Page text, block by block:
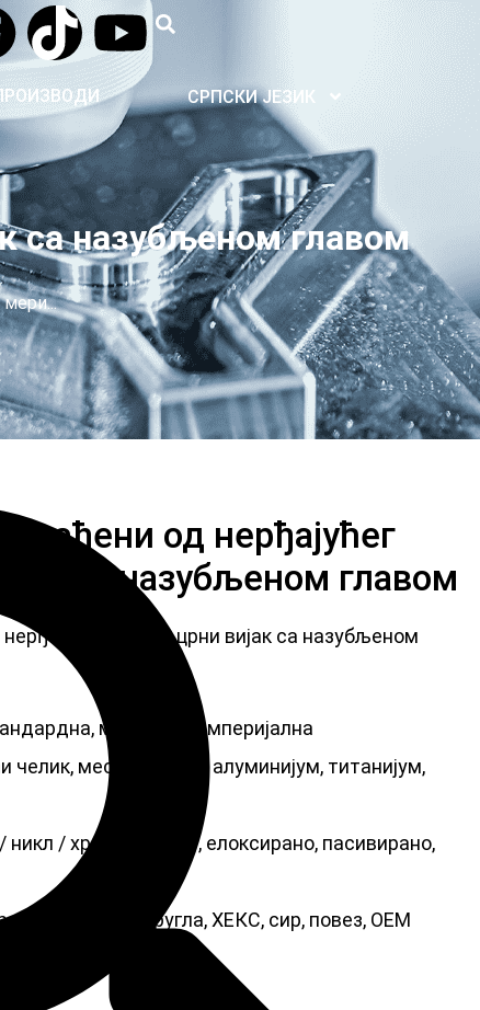
СРПСКИ ЈЕЗИК
са назубљеном главом
мери...
од нерђајућег
са назубљеном главом
челика црни вијак са назубљеном
метричка/империјална
челик, месинг, бакар, алуминијум, титанијум,
никл / хром / месинг, елоксирано, пасивирано,
овална, округла, ХЕКС, сир, повез, ОЕМ
картонска кутија